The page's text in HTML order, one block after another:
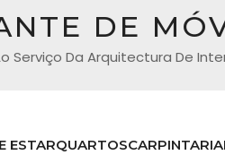
DE
Serviço Da Arquitectura De
ESTARQUARTOSCARPINTARIA